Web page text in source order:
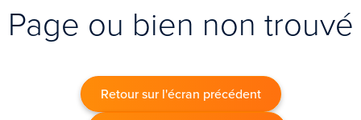
Page ou bien non trouvé
Retour sur l'écran précédent